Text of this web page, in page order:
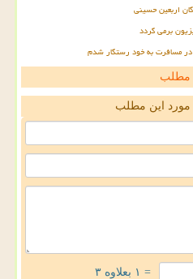
اربعین حسینی
برمی گردد
در مسافرت به خود رستگار شدم
مطلب
مورد این مطلب
= ۱ بعلاوه ۳